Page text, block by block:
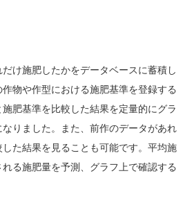
け施肥したかをデータベースに蓄積し
物や作型における施肥基準を登録する
肥基準を比較した結果を定量的にグラ
りました。また、前作のデータがあれ
た結果を見ることも可能です。平均施
る施肥量を予測、グラフ上で確認する